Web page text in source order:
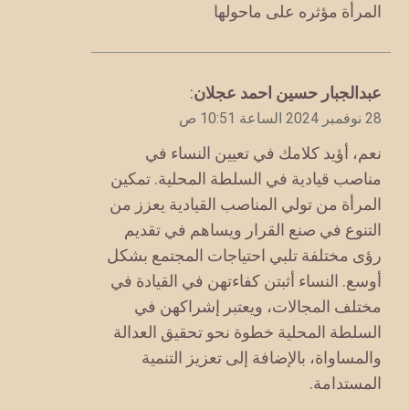
المرأة مؤثره على ماحولها
يقول
عبدالجبار حسين احمد عجلان:
28 نوفمبر 2024 الساعة 10:51 ص
نعم، أؤيد كلامك في تعيين النساء في
مناصب قيادية في السلطة المحلية. تمكين
المرأة من تولي المناصب القيادية يعزز من
التنوع في صنع القرار ويساهم في تقديم
رؤى مختلفة تلبي احتياجات المجتمع بشكل
أوسع. النساء أثبتن كفاءتهن في القيادة في
مختلف المجالات، ويعتبر إشراكهن في
السلطة المحلية خطوة نحو تحقيق العدالة
والمساواة، بالإضافة إلى تعزيز التنمية
المستدامة.